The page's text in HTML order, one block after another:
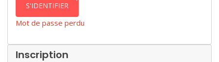
S'IDENTIFIER
Mot de passe perdu
Inscription